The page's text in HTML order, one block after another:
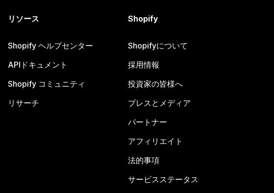
リソース
Shopify ヘルプセンター
APIドキュメント
Shopify コミュニティ
リサーチ
Shopify
Shopifyについて
採用情報
投資家の皆様へ
プレスとメディア
パートナー
アフィリエイト
法的事項
サービスステータス